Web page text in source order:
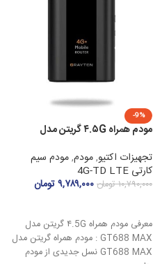
-9%
مودم همراه ۴.۵G گریتن مدل
تجهیزات اکتیو,مودم,مودم سیم
کارتی 4G-TD LTE
۱۰,۷۹۰,۰۰۰تومان۹,۷۸۹,۰۰۰تومان
معرفی مودم همراه ۴.5G گریتن مدل
GT688 MAX : مودم همراه گریتن مدل
GT688 MAX نسل جدیدی از مودم‌